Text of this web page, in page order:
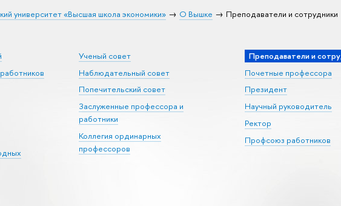
университет «Высшая школа экономики» О Вышке Преподаватели и сотрудники
Ученый совет
Наблюдательный совет
Попечительский совет
Заслуженные профессора и
работники
Коллегия ординарных
профессоров
Преподаватели и
Почетные профессора
Президент
Научный руководитель
Ректор
Профсоюз работников